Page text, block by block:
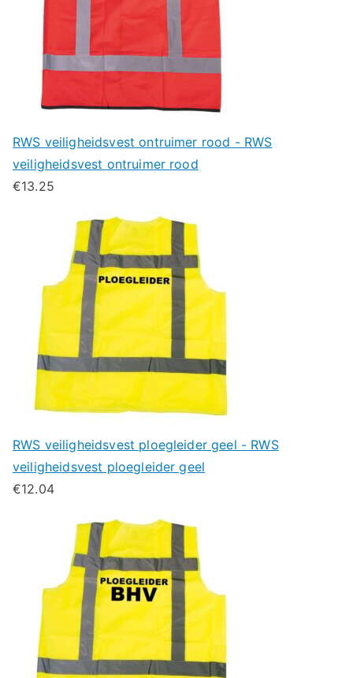
RWS veiligheidsvest ontruimer rood - RWS
veiligheidsvest ontruimer rood
€13.25
RWS veiligheidsvest ploegleider geel - RWS
veiligheidsvest ploegleider geel
€12.04